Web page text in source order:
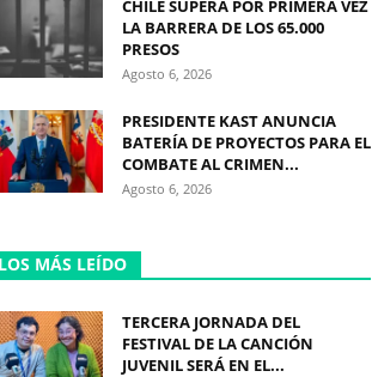
CHILE SUPERA POR PRIMERA VEZ
LA BARRERA DE LOS 65.000
PRESOS
Agosto 6, 2026
PRESIDENTE KAST ANUNCIA
BATERÍA DE PROYECTOS PARA EL
COMBATE AL CRIMEN...
Agosto 6, 2026
MÁS LEÍDO
TERCERA JORNADA DEL
FESTIVAL DE LA CANCIÓN
JUVENIL SERÁ EN EL...